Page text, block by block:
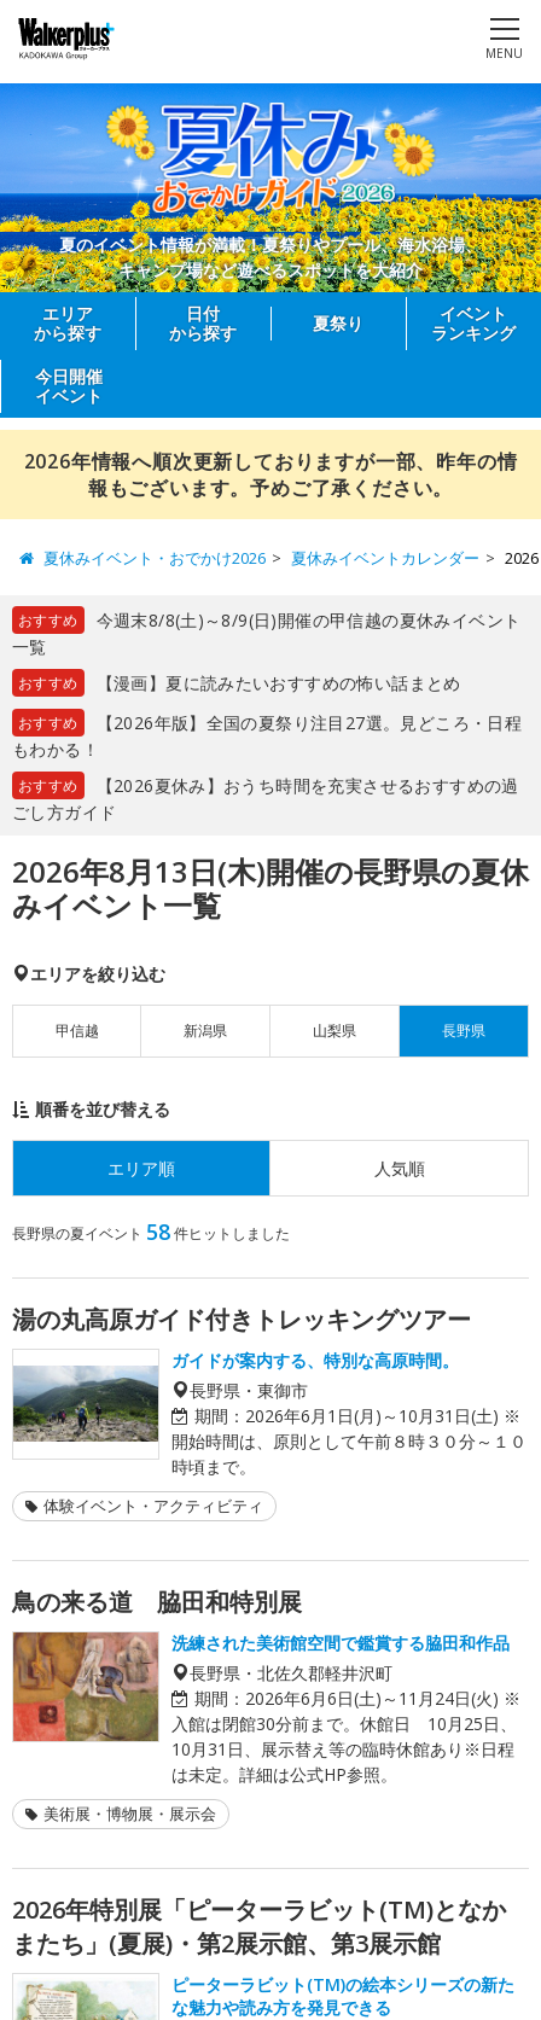
MENU
夏のイベント情報が満載！夏祭りやプール、海水浴場、
キャンプ場など遊べるスポットを大紹介
エリア
から探す
日付
から探す
夏祭り
イベント
ランキング
今日開催
イベント
2026年情報へ順次更新しておりますが一部、昨年の情
報もございます。予めご了承ください。
夏休みイベント・おでかけ2026 夏休みイベントカレンダー
おすすめ
今週末8/8(土)～8/9(日)開催の甲信越の夏休みイベント
一覧
おすすめ 【漫画】夏に読みたいおすすめの怖い話まとめ
おすすめ
【2026年版】全国の夏祭り注目27選。見どころ・日程
もわかる！
おすすめ
【2026夏休み】おうち時間を充実させるおすすめの過
ごし方ガイド
2026年8月13日(木)開催の長野県の夏休
みイベント一覧
エリアを絞り込む
甲信越 新潟県 山梨県 長野県
順番を並び替える
エリア順 人気順
長野県の夏イベント 58件ヒットしました
湯の丸高原ガイド付きトレッキングツアー
ガイドが案内する、特別な高原時間。
長野県・東御市
期間： 2026年6月1日(月)～10月31日(土) ※
開始時間は、原則として午前８時３０分～１０
時頃まで。
体験イベント・アクティビティ
鳥の来る道 脇田和特別展
洗練された美術館空間で鑑賞する脇田和作品
長野県・北佐久郡軽井沢町
期間： 2026年6月6日(土)～11月24日(火) ※
入館は閉館30分前まで。休館日 10月25日、
10月31日、展示替え等の臨時休館あり※日程
は未定。詳細は公式HP参照。
美術展・博物展・展示会
2026年特別展「ピーターラビット(TM)となか
またち」(夏展)・第2展示館、第3展示館
ピーターラビット(TM)の絵本シリーズの新た
な魅力や読み方を発見できる